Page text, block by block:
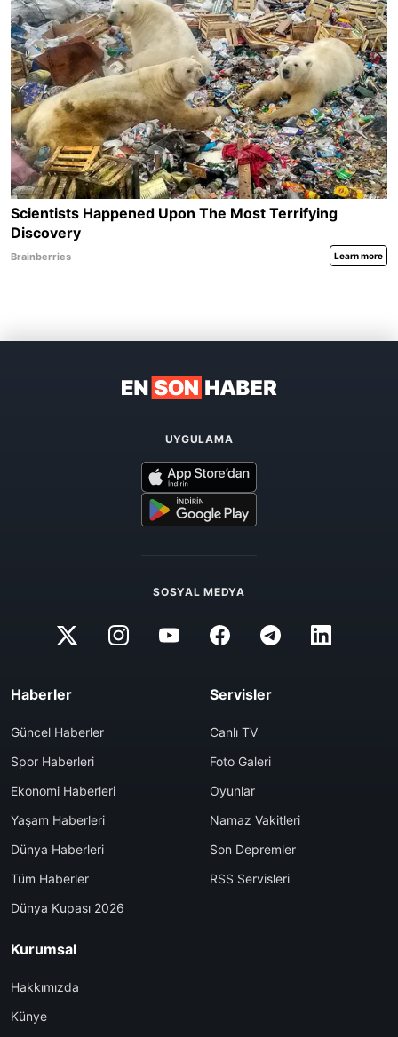
UYGULAMA
SOSYAL MEDYA
Haberler
Güncel Haberler
Spor Haberleri
Ekonomi Haberleri
Yaşam Haberleri
Dünya Haberleri
Tüm Haberler
Dünya Kupası 2026
Servisler
Canlı TV
Foto Galeri
Oyunlar
Namaz Vakitleri
Son Depremler
RSS Servisleri
Kurumsal
Hakkımızda
Künye